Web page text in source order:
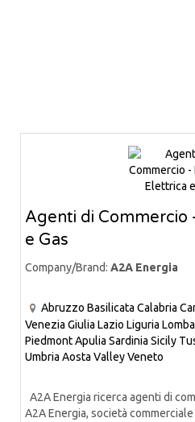
Agenti di Commercio
e Gas
Company/Brand: A2A Energia
Abruzzo Basilicata Calabria
Venezia Giulia Lazio Liguria
PiedmontApulia Sardinia Sicily
Umbria Aosta ValleyVeneto
A2A Energia ricerca agenti di
A2A Energia, società